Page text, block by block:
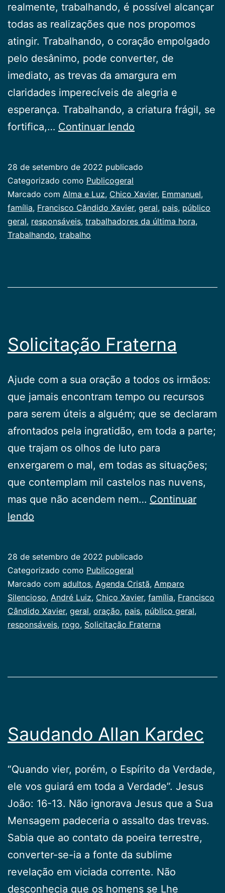
realmente, trabalhando, é possível alcançar
todas as realizações que nos propomos
atingir. Trabalhando, o coração empolgado
pelo desânimo, pode converter, de
imediato, as trevas da amargura em
claridades imperecíveis de alegria e
esperança. Trabalhando, a criatura frágil, se
fortifica,… Continuar lendo
28 de setembro de 2022 publicado
Categorizado como Publicogeral
Marcado com Alma e Luz, Chico Xavier, Emmanuel,
família, Francisco Cândido Xavier, geral, pais, público
geral, responsáveis, trabalhadores da última hora,
Trabalhando, trabalho
Solicitação Fraterna
Ajude com a sua oração a todos os irmãos:
que jamais encontram tempo ou recursos
para serem úteis a alguém; que se declaram
afrontados pela ingratidão, em toda a parte;
que trajam os olhos de luto para
enxergarem o mal, em todas as situações;
que contemplam mil castelos nas nuvens,
mas que não acendem nem… Continuar
lendo
28 de setembro de 2022 publicado
Categorizado como Publicogeral
Marcado com adultos, Agenda Cristã, Amparo
Silencioso, André Luiz, Chico Xavier, família, Francisco
Cândido Xavier, geral, oração, pais, público geral,
responsáveis, rogo, Solicitação Fraterna
Saudando Allan Kardec
“Quando vier, porém, o Espírito da Verdade,
ele vos guiará em toda a Verdade”. Jesus
João: 16-13. Não ignorava Jesus que a Sua
Mensagem padeceria o assalto das trevas.
Sabia que ao contato da poeira terrestre,
converter-se-ia a fonte da sublime
revelação em viciada corrente. Não
desconhecia que os homens se Lhe